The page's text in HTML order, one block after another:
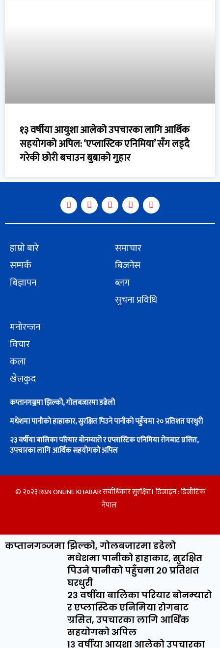
१३ वर्षीया आयुशा आलेको उपचारका लागि आर्थिक
सहयोगको अपिल: ‘एप्लास्टिक एनिमिया’ सँग लड्दै
गरेकी छोरी बचाउन बुबाको गुहार
हाम्रो बारे
सम्पर्क
बिज्ञापन
समाचार
बिजनेस
ब्लग
सुचना प्रविधि
मनोरन्जन
विचार
कला
खेलकुद
कप्तानगञ्जमा झिल्को, गोलबजारमा डढेलो
मधेशमा पानीको हाहाकार, सुरक्षित पिउने पानीको पहुँचमा २० प्रतिशत घरधुरी
२३ वर्षीया बालिका परियार बोनम्यारो र एप्लास्टिक एनिमिया रोगबाट ग्रसित,
उपचारका लागि आर्थिक सहयोगको अपिल
© २०२३ RBN ONLINE KHABAR सर्वाधिकार सुरक्षित। डिजाइन :डिजीटिक
नेपाल
कप्तानगञ्जमा झिल्को, गोलबजारमा डढेलो
मधेशमा पानीको हाहाकार, सुरक्षित
पिउने पानीको पहुँचमा २० प्रतिशत
घरधुरी
२३ वर्षीया बालिका परियार बोनम्यारो
र एप्लास्टिक एनिमिया रोगबाट
ग्रसित, उपचारका लागि आर्थिक
सहयोगको अपिल
१३ वर्षीया आयुशा आलेको उपचारका